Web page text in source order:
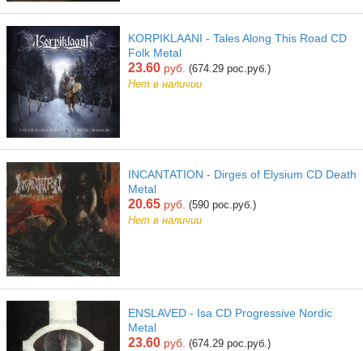
KORPIKLAANI - Tales Along This Road CD
Folk Metal
23.60 руб. (674.29 рос.руб.)
Нет в наличии
INCANTATION - Dirges of Elysium CD Death
Metal
20.65 руб. (590 рос.руб.)
Нет в наличии
ENSLAVED - Isa CD Progressive Nordic
Metal
23.60 руб. (674.29 рос.руб.)